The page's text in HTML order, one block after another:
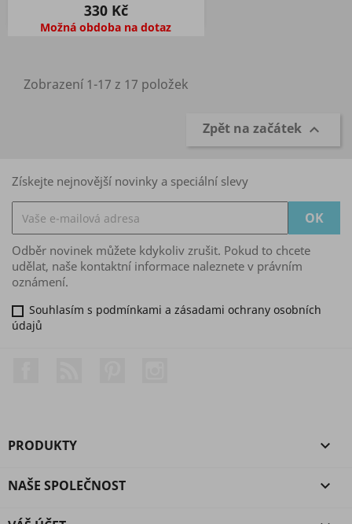
330 Kč
Možná obdoba na dotaz
Zobrazení 1-17 z 17 položek
Zpět na začátek 
Získejte nejnovější novinky a speciální slevy
Odběr novinek můžete kdykoliv zrušit. Pokud to chcete
udělat, naše kontaktní informace naleznete v právním
oznámení.
Souhlasím s podmínkami a zásadami ochrany osobních
údajů
PRODUKTY 
NAŠE SPOLEČNOST 